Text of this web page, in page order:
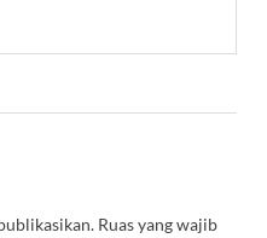
Ruas yang wajib